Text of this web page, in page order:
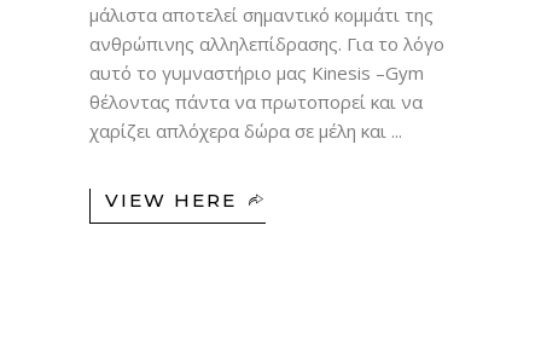
μάλιστα αποτελεί σημαντικό κομμάτι της
ανθρώπινης αλληλεπίδρασης. Για το λόγο
αυτό το γυμναστήριο μας Kinesis –Gym
θέλοντας πάντα να πρωτοπορεί και να
χαρίζει απλόχερα δώρα σε μέλη και
VIEW HERE